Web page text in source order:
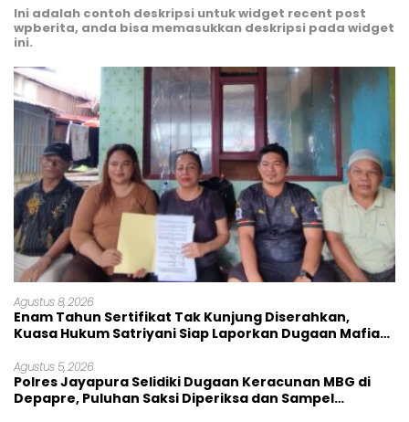
Ini adalah contoh deskripsi untuk widget recent post
wpberita, anda bisa memasukkan deskripsi pada widget
ini.
Agustus 8, 2026
Enam Tahun Sertifikat Tak Kunjung Diserahkan,
Kuasa Hukum Satriyani Siap Laporkan Dugaan Mafia
Agustus 5, 2026
Polres Jayapura Selidiki Dugaan Keracunan MBG di
Depapre, Puluhan Saksi Diperiksa dan Sampel